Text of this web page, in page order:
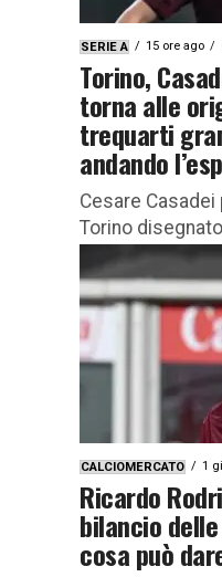
SERIE A 15 ore ago
Torino,
torna alle
trequarti
andando
Cesare
Torino
il
di...
CALCIOMERCATO 1
Ricardo
bilancio
cosa può